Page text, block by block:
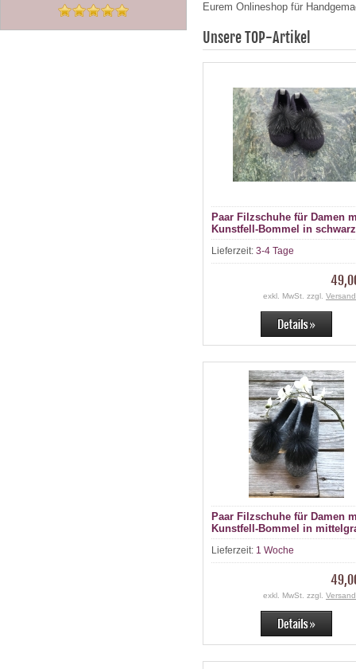
Eurem Onlineshop für
Unsere TOP-Artikel
Paar Filzschuhe für Damen
Kunstfell-Bommel in schwarz
Lieferzeit: 3-4 Tage
exkl. MwSt. zzgl.
Paar Filzschuhe für Damen
Kunstfell-Bommel in
Lieferzeit: 1 Woche
exkl. MwSt. zzgl.